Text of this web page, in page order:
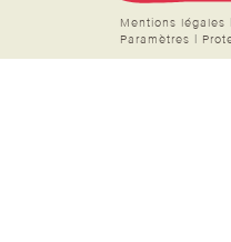
thématiques,
nouveautés à
Mon compte
Mentions légales
Paramètres |